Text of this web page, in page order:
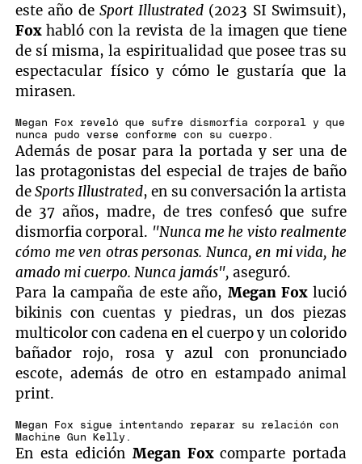
este año deSport Illustrated (2023 SI Swimsuit),
Foxhabló con la revista de la imagen que tiene
de sí misma, la espiritualidad que posee tras su
espectacular físico y cómo le gustaría que la
mirasen.
Megan Fox reveló que sufre dismorfia corporal y que
nunca pudo verse conforme con su cuerpo.
Además de posar para la portada y ser una de
las protagonistas del especial de trajes de baño
deSports Illustrated, en su conversación la artista
de 37 años, madre, de tres confesó que sufre
dismorfia corporal. "Nunca me he visto realmente
cómo me ven otras personas. Nunca, en mi vida, he
amado mi cuerpo. Nunca jamás", aseguró.
Para la campaña de este año, Megan Foxlució
bikinis con cuentas y piedras, un dos piezas
multicolor con cadena en el cuerpo y un colorido
bañador rojo, rosa y azul con pronunciado
escote, además de otro en estampado animal
print.
Megan Fox sigue intentando reparar su relación con
Machine Gun Kelly.
En esta edición Megan Foxcomparte portada